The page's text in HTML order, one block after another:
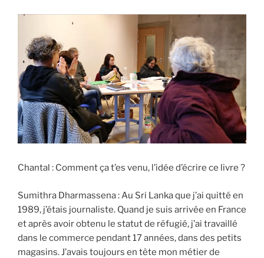
Chantal : Comment ça t’es venu, l’idée d’écrire ce livre ?
Sumithra Dharmassena : Au Sri Lanka que j’ai quitté en
1989, j’étais journaliste. Quand je suis arrivée en France
et après avoir obtenu le statut de réfugié, j’ai travaillé
dans le commerce pendant 17 années, dans des petits
magasins. J’avais toujours en tête mon métier de